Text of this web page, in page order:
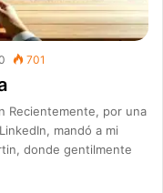
701
Recientemente, por una
mandó a mi
donde gentilmente